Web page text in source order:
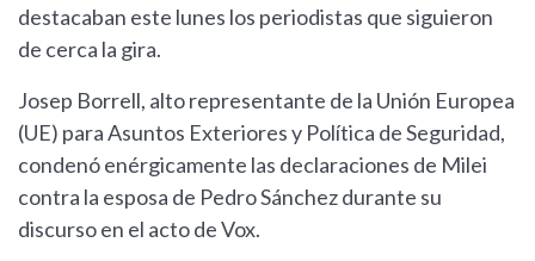
destacaban este lunes los periodistas que siguieron
de cerca la gira.
Josep Borrell, alto representante de la Unión Europea
(UE) para Asuntos Exteriores y Política de Seguridad,
condenó enérgicamente las declaraciones de Milei
contra la esposa de Pedro Sánchez durante su
discurso en el acto de Vox.